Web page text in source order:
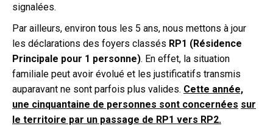
signalées.
Par ailleurs, environ tous les 5 ans, nous mettons à jour
les déclarations des foyers classés RP1 (Résidence
Principale pour 1 personne). En effet, la situation
familiale peut avoir évolué et les justificatifs transmis
auparavant ne sont parfois plus valides. Cette année,
une cinquantaine de personnes sont concernées sur
le territoire par un passage de RP1 vers RP2.